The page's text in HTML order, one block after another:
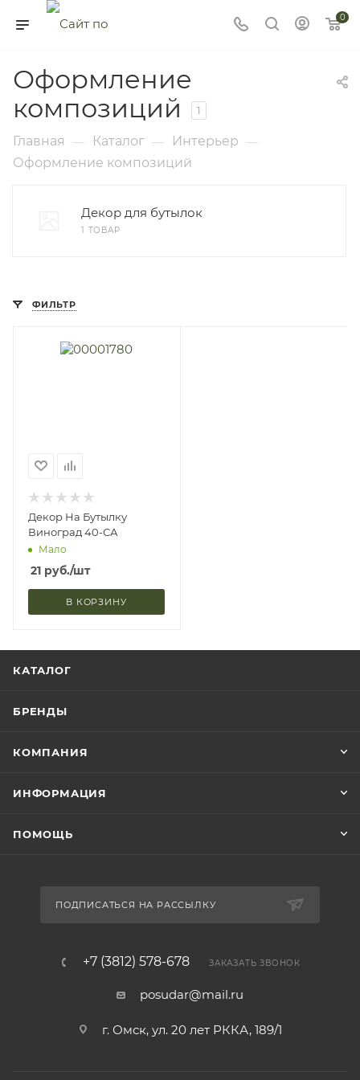
0
Оформление
композиций
1
Главная — Каталог — Интерьер —
Оформление композиций
Декор для бутылок
1 ТОВАР
ФИЛЬТР
Декор На Бутылку
Виноград 40-СА
Мало
21 руб./шт
В КОРЗИНУ
КАТАЛОГ
БРЕНДЫ
КОМПАНИЯ
ИНФОРМАЦИЯ
ПОМОЩЬ
ПОДПИСАТЬСЯ НА РАССЫЛКУ
+7 (3812) 578-678 ЗАКАЗАТЬ ЗВОНОК
posudar@mail.ru
г. Омск, ул. 20 лет РККА, 189/1